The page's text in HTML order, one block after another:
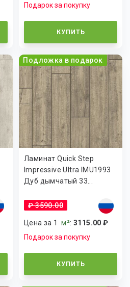
Подарок за покупку
КУПИТЬ
Подложка в подарок
Ламинат Quick Step
Impressive Ultra IMU1993
Дуб дымчатый 33...
₽ 3590.00
Цена за 1м²:3115.00 ₽
Подарок за покупку
КУПИТЬ